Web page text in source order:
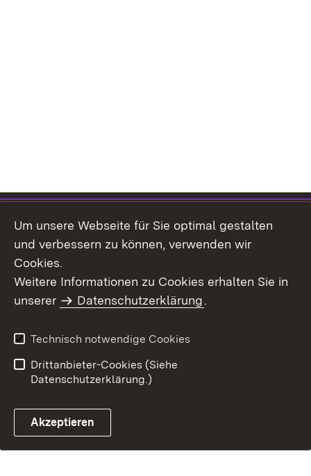
Impressum
Datenschutz
Benutzungshinweise
Barrierefreiheit
Um unsere Webseite für Sie optimal gestalten
und verbessern zu können, verwenden wir
Cookies.
Weitere Informationen zu Cookies erhalten Sie in
unserer
Datenschutzerklärung.
Technisch notwendige Cookies
Drittanbieter-Cookies (Siehe
Datenschutzerklärung.)
Akzeptieren